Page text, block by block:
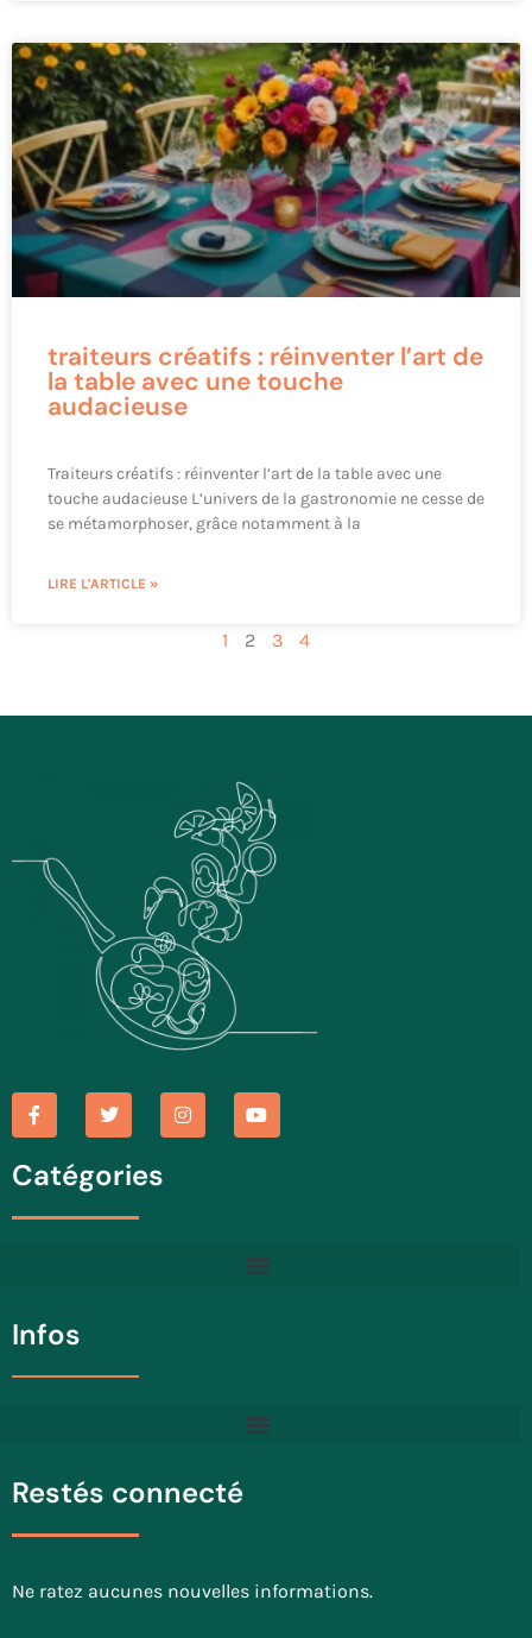
traiteurs créatifs : réinventer l’art de
la table avec une touche
audacieuse
Traiteurs créatifs : réinventer l’art de la table avec une
touche audacieuse L’univers de la gastronomie ne cesse de
se métamorphoser, grâce notamment à la
LIRE L'ARTICLE »
1 2 3 4
Catégories
Infos
Restés connecté
Ne ratez aucunes nouvelles informations.